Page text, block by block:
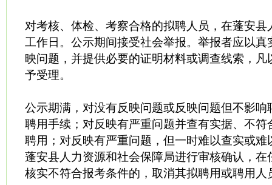
对考核、体检、考察合格的拟聘人员，在蓬安县
工作日。公示期间接受社会举报。举报者应以真
映问题，并提供必要的证明材料或调查线索，
予受理。
公示期满，对没有反映问题或反映问题但不影响
聘用手续；对反映有严重问题并查有实据、不符
聘用；对反映有严重问题，但一时难以查实或难
蓬安县人力资源和社会保障局进行审核确认，在
核实不符合报考条件的，取消其拟聘用或聘用人